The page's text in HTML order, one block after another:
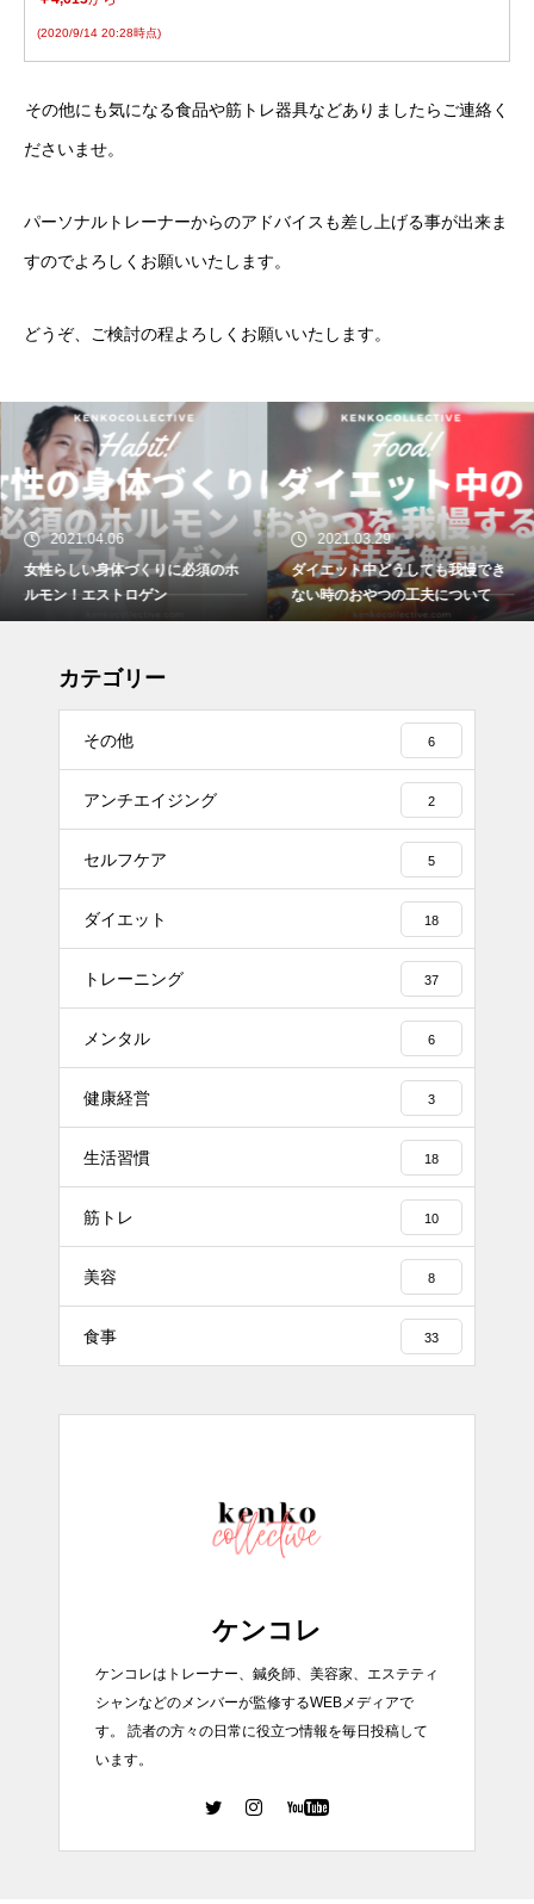
(2020/9/14 20:28時点)
その他にも気になる食品や筋トレ器具などありましたらご連絡く
ださいませ。
パーソナルトレーナーからのアドバイスも差し上げる事が出来ま
すのでよろしくお願いいたします。
どうぞ、ご検討の程よろしくお願いいたします。
2021.04.06
女性らしい身体づくりに必須のホ
ルモン！エストロゲン
2021.03.29
ダイエット中どうしても我慢でき
ない時のおやつの工夫について
カテゴリー
その他 6
アンチエイジング 2
セルフケア 5
ダイエット 18
トレーニング 37
メンタル 6
健康経営 3
生活習慣 18
筋トレ 10
美容 8
食事 33
ケンコレ
ケンコレはトレーナー、鍼灸師、美容家、エステティ
シャンなどのメンバーが監修するWEBメディアで
す。 読者の方々の日常に役立つ情報を毎日投稿して
います。